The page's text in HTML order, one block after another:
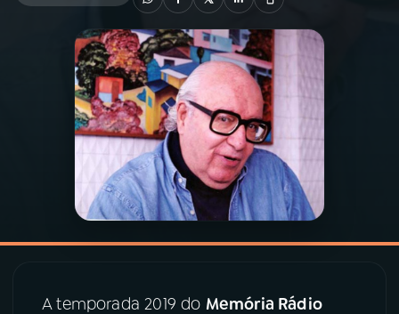
PROGRAMAS
PODCASTS
VIDEOCASTS
ÚLTIMAS
A temporada 2019 do Memória Rádio